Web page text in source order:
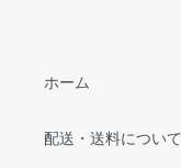
ホーム
配送・送料について